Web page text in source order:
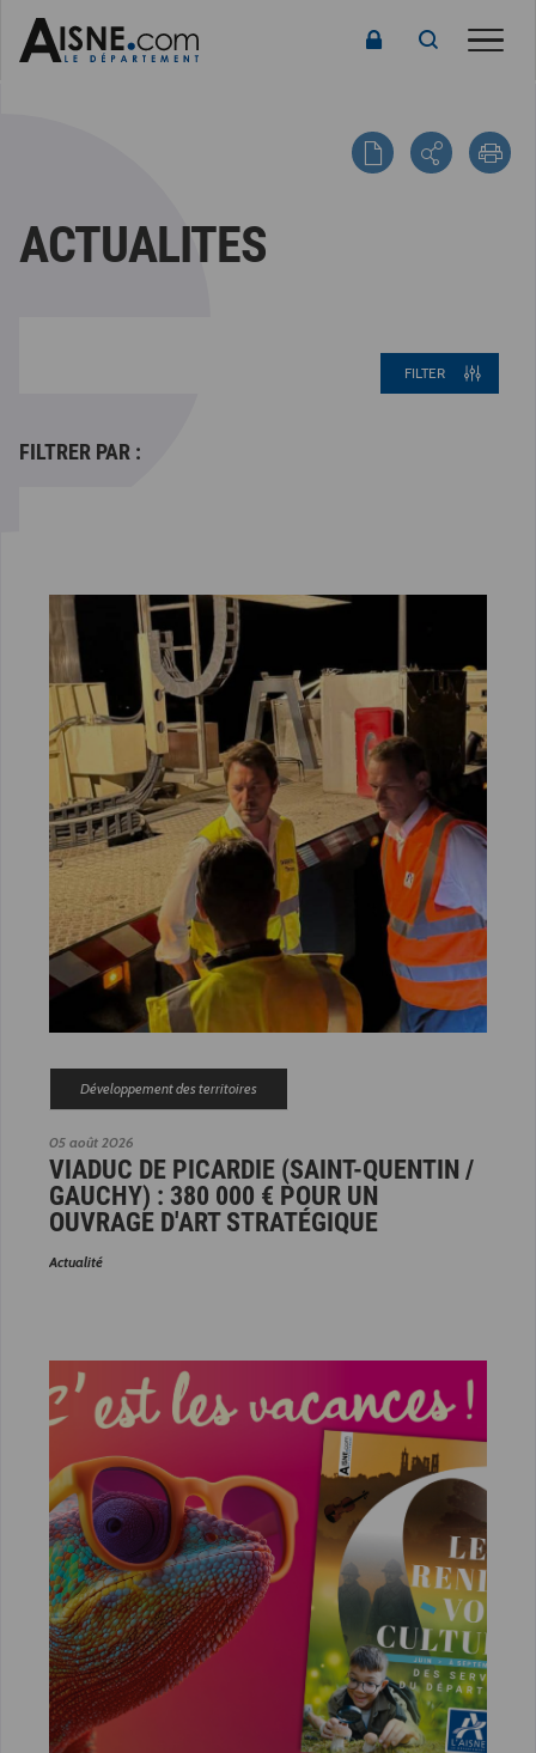
ACTUALITES
FILTER
FILTRER PAR :
05 août 2026
Développement des territoires
VIADUC DE PICARDIE (SAINT-QUENTIN /
GAUCHY) : 380 000 € POUR UN
OUVRAGE D'ART STRATÉGIQUE
Actualité